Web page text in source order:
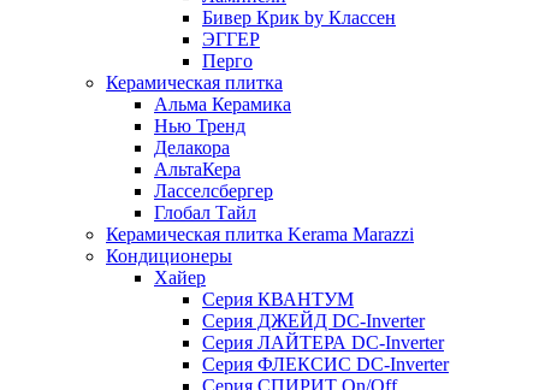
Бивер Крик by Классен
ЭГГЕР
Перго
Керамическая плитка
Альма Керамика
Нью Тренд
Делакора
АльтаКера
Ласселсбергер
Глобал Тайл
Керамическая плитка Kerama Marazzi
Кондиционеры
Хайер
Серия КВАНТУМ
Серия ДЖЕЙД DC-Inverter
Серия ЛАЙТЕРА DC-Inverter
Серия ФЛЕКСИС DC-Inverter
Серия СПИРИТ On/Off